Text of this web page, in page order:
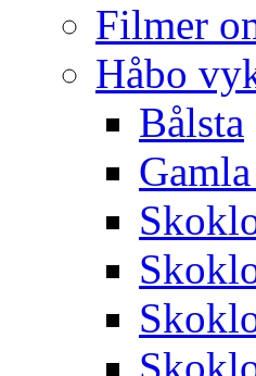
Filmer
Håbo
Bålsta